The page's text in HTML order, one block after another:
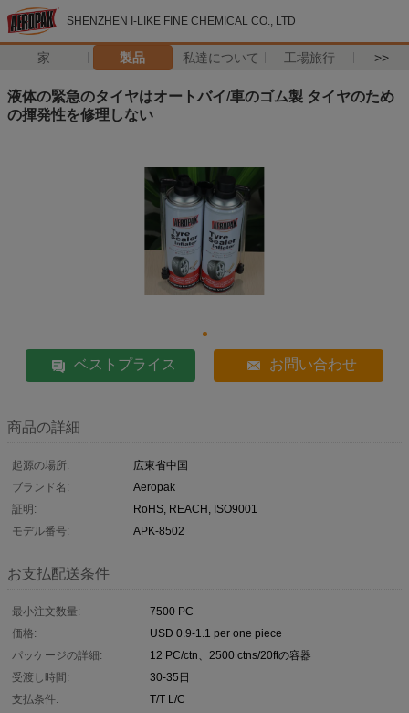
SHENZHEN I-LIKE FINE CHEMICAL CO., LTD
家 製品 私達について 工場旅行 >>
液体の緊急のタイヤはオートバイ/車のゴム製 タイヤのため
の揮発性を修理しない
ベストプライス お問い合わせ
商品の詳細
起源の場所:
広東省中国
ブランド名:
Aeropak
証明:
RoHS, REACH, ISO9001
モデル番号:
APK-8502
お支払配送条件
最小注文数量:
7500 PC
価格:
USD 0.9-1.1 per one piece
パッケージの詳細:
12 PC/ctn、2500 ctns/20ftの容器
受渡し時間:
30-35日
支払条件:
T/T L/C